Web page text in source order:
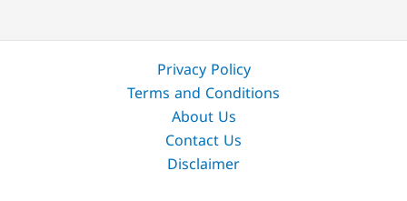
Privacy Policy
Terms and Conditions
About Us
Contact Us
Disclaimer